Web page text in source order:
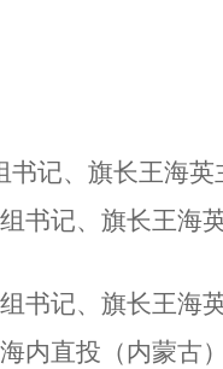
记、旗长王海
书记、旗长王海
书记、旗长王海
内直投（内蒙古